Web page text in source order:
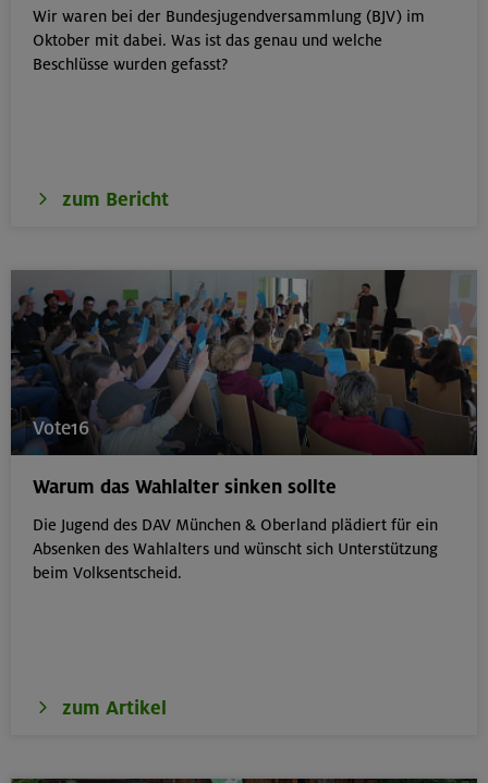
Wir waren bei der Bundesjugendversammlung (BJV) im
Oktober mit dabei. Was ist das genau und welche
Beschlüsse wurden gefasst?
zum Bericht
Vote16
Warum das Wahlalter sinken sollte
Die Jugend des DAV München & Oberland plädiert für ein
Absenken des Wahlalters und wünscht sich Unterstützung
beim Volksentscheid.
zum Artikel